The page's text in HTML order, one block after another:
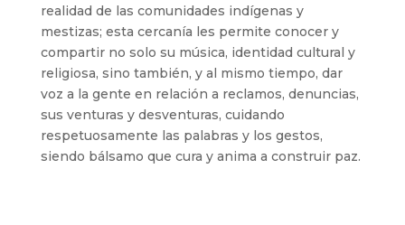
realidad de las comunidades indígenas y
mestizas; esta cercanía les permite conocer y
compartir no solo su música, identidad cultural y
religiosa, sino también, y al mismo tiempo, dar
voz a la gente en relación a reclamos, denuncias,
sus venturas y desventuras, cuidando
respetuosamente las palabras y los gestos,
siendo bálsamo que cura y anima a construir paz.